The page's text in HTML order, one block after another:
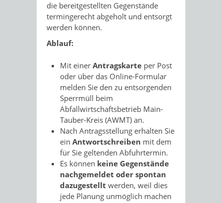
die bereitgestellten Gegenstände
termingerecht abgeholt und entsorgt
werden können.
Ablauf:
Mit einer Antragskarte per Post
oder über das Online-Formular
melden Sie den zu entsorgenden
Sperrmüll beim
Abfallwirtschaftsbetrieb Main-
Tauber-Kreis (AWMT) an.
Nach Antragsstellung erhalten Sie
ein Antwortschreiben mit dem
für Sie geltenden Abfuhrtermin.
Es können keine Gegenstände
nachgemeldet oder spontan
dazugestellt werden, weil dies
jede Planung unmöglich machen